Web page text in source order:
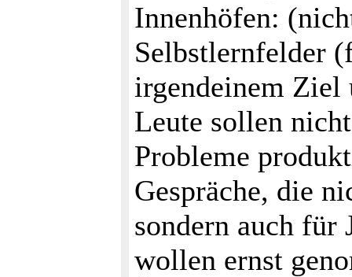
Innenhöfen:
Selbstlernfelder
irgendeinem Ziel
Leute sollen
Probleme
Gespräche, die
sondern auch für
wollen ernst